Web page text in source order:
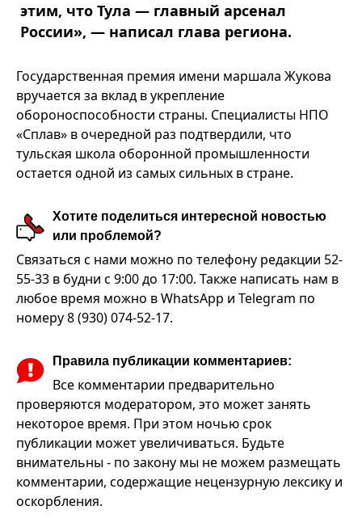
этим, что Тула — главный арсенал
России», — написал глава региона.
Государственная премия имени маршала Жукова
вручается за вклад в укрепление
обороноспособности страны. Специалисты НПО
«Сплав» в очередной раз подтвердили, что
тульская школа оборонной промышленности
остается одной из самых сильных в стране.
Хотите поделиться интересной новостью
или проблемой?
Связаться с нами можно по телефону редакции 52-
55-33 в будни с 9:00 до 17:00. Также написать нам в
любое время можно в WhatsApp и Telegram по
номеру 8 (930) 074-52-17.
Правила публикации комментариев:
Все комментарии предварительно
проверяются модератором, это может занять
некоторое время. При этом ночью срок
публикации может увеличиваться. Будьте
внимательны - по закону мы не можем размещать
комментарии, содержащие нецензурную лексику и
оскорбления.